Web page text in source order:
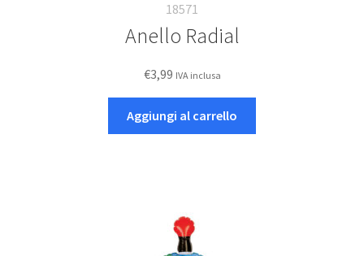
18571
Anello Radial
€3,99 IVA inclusa
Aggiungi al carrello